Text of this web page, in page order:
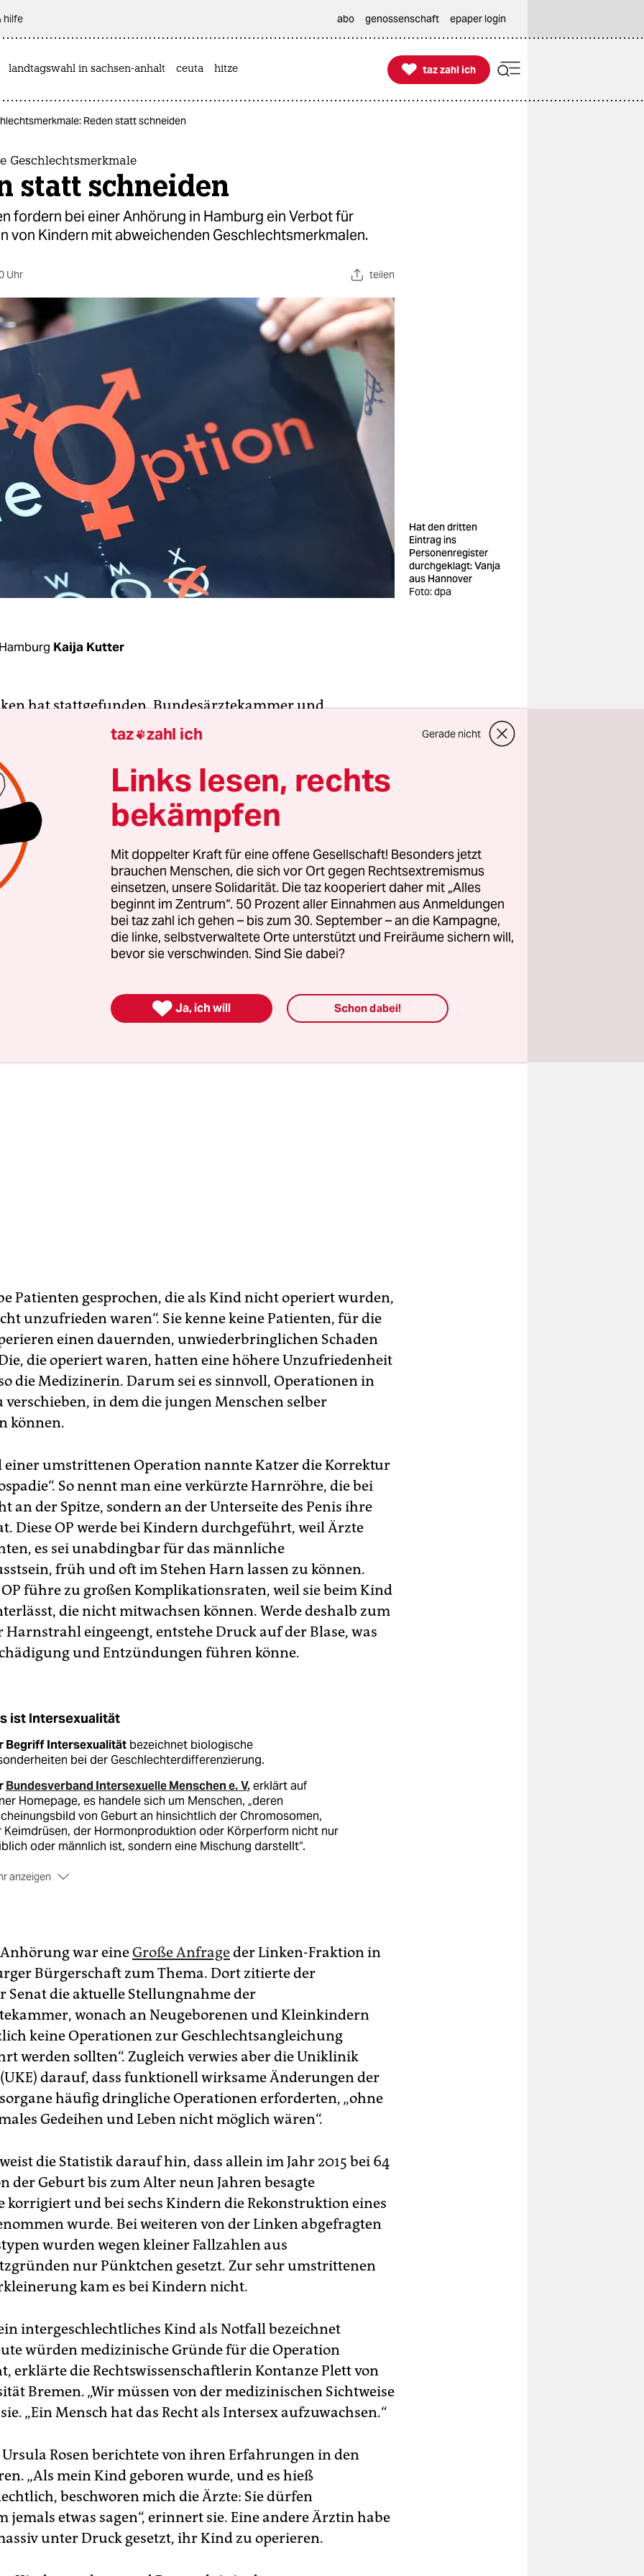
hilfe abo genossenschaft epaper login
landtagswahl in sachsen-anhalt ceuta hitze 
taz zahl ich
taz zahl ich
Reden statt schneiden
Geschlechtsmerkmale
statt schneiden
fordern bei einer Anhörung in Hamburg ein Verbot für
von Kindern mit abweichenden Geschlechtsmerkmalen.
Uhr teilen
Hat den dritten
Eintrag ins
Personenregister
durchgeklagt: Vanja
aus Hannover
Foto: dpa
Kaija Kutter
hat stattgefunden. Bundesärztekammer und
Leitlinien mahnen schon seit einigen Jahren, Kinder mit
Geschlechtsmerkmalen nicht mehr zu operieren.
die Zahl der „feminisierenden“ und
Operationen nicht zurück, wie unlängst eine
Ulrike Klöppel ergab. In Hamburg lud nun der
vier Expert*innen zu einer Anhörung.
ihrer Zeit als Ärztin oft Patienten vor sich gehabt, die
an variablen Geschlechtsmerkmalen im Kindesalter
und denen dies später körperliche Beschwerden
Schmerzen, Unfruchtbarkeit und Verlust der
verursachte, berichtete die Urologin Michaela Katzer, die
Patienten gesprochen, die als Kind nicht operiert wurden,
unzufrieden waren“. Sie kenne keine Patienten, für die
einen dauernden, unwiederbringlichen Schaden
die operiert waren, hatten eine höhere Unzufriedenheit
die Medizinerin. Darum sei es sinnvoll, Operationen in
verschieben, in dem die jungen Menschen selber
können.
einer umstrittenen Operation nannte Katzer die Korrektur
So nennt man eine verkürzte Harnröhre, die bei
an der Spitze, sondern an der Unterseite des Penis ihre
Diese OP werde bei Kindern durchgeführt, weil Ärzte
es sei unabdingbar für das männliche
früh und oft im Stehen Harn lassen zu können.
OP führe zu großen Komplikationsraten, weil sie beim Kind
die nicht mitwachsen können. Werde deshalb zum
Harnstrahl eingeengt, entstehe Druck auf der Blase, was
und Entzündungen führen könne.
ist Intersexualität
Begriff Intersexualitätbezeichnet biologische
bei der Geschlechterdifferenzierung.
Bundesverband Intersexuelle Menschen e. V.erklärt auf
Homepage, es handele sich um Menschen, „deren
von Geburt an hinsichtlich der Chromosomen,
Keimdrüsen, der Hormonproduktion oder Körperform nicht nur
oder männlich ist, sondern eine Mischung darstellt“.
anzeigen
war eineGroße Anfrageder Linken-Fraktion in
Bürgerschaft zum Thema. Dort zitierte der
Senat die aktuelle Stellungnahme der
wonach an Neugeborenen und Kleinkindern
keine Operationen zur Geschlechtsangleichung
werden sollten“. Zugleich verwies aber die Uniklinik
darauf, dass funktionell wirksame Änderungen der
häufig dringliche Operationen erforderten, „ohne
Gedeihen und Leben nicht möglich wären“.
die Statistik darauf hin, dass allein im Jahr 2015 bei 64
der Geburt bis zum Alter neun Jahren besagte
korrigiert und bei sechs Kindern die Rekonstruktion eines
wurde. Bei weiteren von der Linken abgefragten
wurden wegen kleiner Fallzahlen aus
nur Pünktchen gesetzt. Zur sehr umstrittenen
kam es bei Kindern nicht.
intergeschlechtliches Kind als Notfall bezeichnet
würden medizinische Gründe für die Operation
erklärte die Rechtswissenschaftlerin Kontanze Plett von
Bremen. „Wir müssen von der medizinischen Sichtweise
sie. „Ein Mensch hat das Recht als Intersex aufzuwachsen.“
Rosen berichtete von ihren Erfahrungen in den
„Als mein Kind geboren wurde, und es hieß
beschworen mich die Ärzte: Sie dürfen
jemals etwas sagen“, erinnert sie. Eine andere Ärztin habe
unter Druck gesetzt, ihr Kind zu operieren.
taz zahl ich Gerade nicht
Links lesen, rechts
bekämpfen
Mit doppelter Kraft für eine offene Gesellschaft! Besonders jetzt
brauchen Menschen, die sich vor Ort gegen Rechtsextremismus
einsetzen, unsere Solidarität. Die taz kooperiert daher mit „Alles
beginnt im Zentrum“. 50 Prozent aller Einnahmen aus Anmeldungen
bei taz zahl ich gehen – bis zum 30. September – an die Kampagne,
die linke, selbstverwaltete Orte unterstützt und Freiräume sichern will,
bevor sie verschwinden. Sind Sie dabei?
 Ja, ich will Schon dabei!